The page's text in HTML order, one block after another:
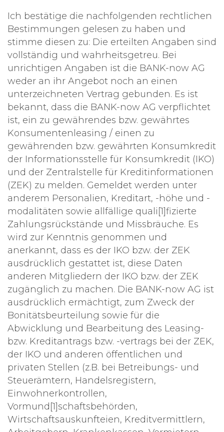
Ich bestätige die nachfolgenden rechtlichen
Bestimmungen gelesen zu haben und
stimme diesen zu: Die erteilten Angaben sind
vollständig und wahrheitsgetreu. Bei
unrichtigen Angaben ist die BANK-now AG
weder an ihr Angebot noch an einen
unterzeichneten Vertrag gebunden. Es ist
bekannt, dass die BANK-now AG verpflichtet
ist, ein zu gewährendes bzw. gewährtes
Konsumentenleasing / einen zu
gewährenden bzw. gewährten Konsumkredit
der Informationsstelle für Konsumkredit (IKO)
und der Zentralstelle für Kreditinformationen
(ZEK) zu melden. Gemeldet werden unter
anderem Personalien, Kreditart, -höhe und -
modalitäten sowie allfällige quali[1]fizierte
Zahlungsrückstände und Missbräuche. Es
wird zur Kenntnis genommen und
anerkannt, dass es der IKO bzw. der ZEK
ausdrücklich gestattet ist, diese Daten
anderen Mitgliedern der IKO bzw. der ZEK
zugänglich zu machen. Die BANK-now AG ist
ausdrücklich ermächtigt, zum Zweck der
Bonitätsbeurteilung sowie für die
Abwicklung und Bearbeitung des Leasing-
bzw. Kreditantrags bzw. -vertrags bei der ZEK,
der IKO und anderen öffentlichen und
privaten Stellen (z.B. bei Betreibungs- und
Steuerämtern, Handelsregistern,
Einwohnerkontrollen,
Vormund[1]schaftsbehörden,
Wirtschaftsauskunfteien, Kreditvermittlern,